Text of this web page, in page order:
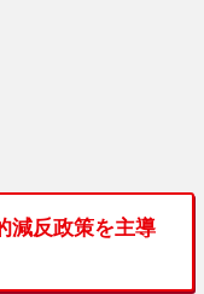
減反政策を主導